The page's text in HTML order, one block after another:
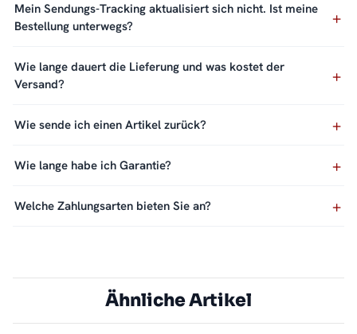
Mein Sendungs-Tracking aktualisiert sich nicht. Ist meine
Bestellung unterwegs?
Wie lange dauert die Lieferung und was kostet der
Versand?
Wie sende ich einen Artikel zurück?
Wie lange habe ich Garantie?
Welche Zahlungsarten bieten Sie an?
Ähnliche Artikel